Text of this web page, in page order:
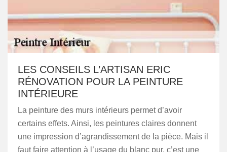
LES CONSEILS L’ARTISAN ERIC
RÉNOVATION POUR LA PEINTURE
INTÉRIEURE
La peinture des murs intérieurs permet d’avoir
certains effets. Ainsi, les peintures claires donnent
une impression d’agrandissement de la pièce. Mais il
faut faire attention à l’usage du blanc pur, c’est une